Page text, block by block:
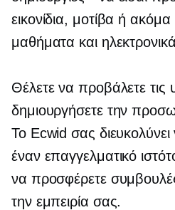
εικονίδια, μοτίβα ή
μαθήματα και
Θέλετε να προβάλετε τις
δημιουργήσετε την
Το Ecwid σας
έναν επαγγελματικό
να προσφέρετε
την εμπειρία σας.